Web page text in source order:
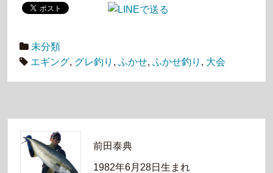
未分類
エギング, グレ釣り , ふかせ, ふかせ釣り , 大会
前田泰典
1982年6月28日生まれ